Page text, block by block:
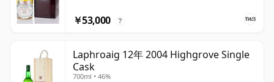
￥53,000 ?
Laphroaig 12年 2004 Highgrove Single
Cask
700ml • 46%